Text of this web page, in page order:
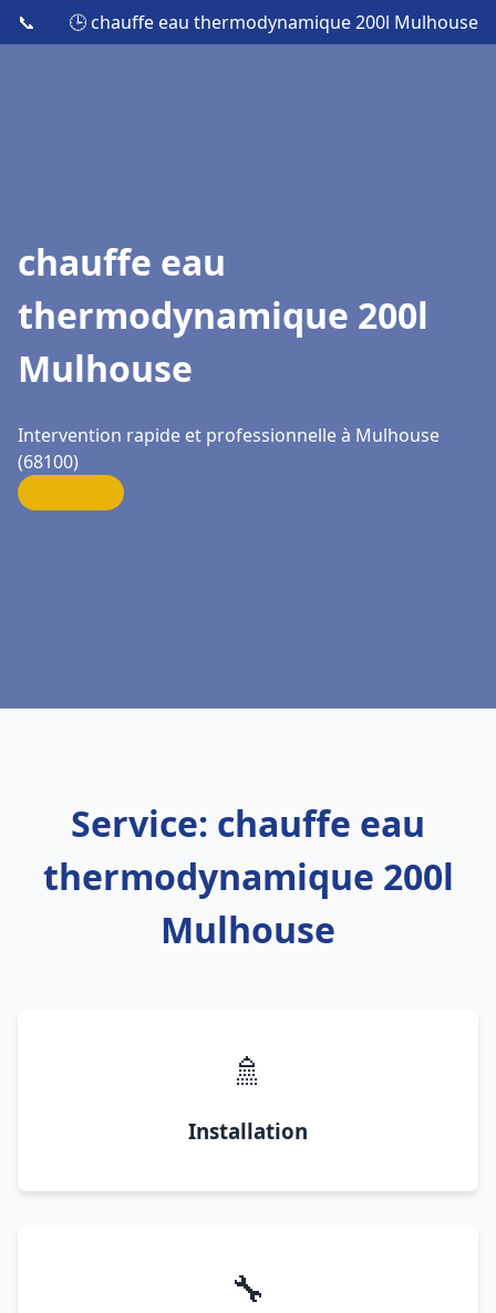
📞 🕒 chauffe eau thermodynamique 200l Mulhouse
chauffe eau
thermodynamique 200l
Mulhouse
Intervention rapide et professionnelle à Mulhouse
(68100)
Service: chauffe eau
thermodynamique 200l
Mulhouse
🚿
Installation
🔧